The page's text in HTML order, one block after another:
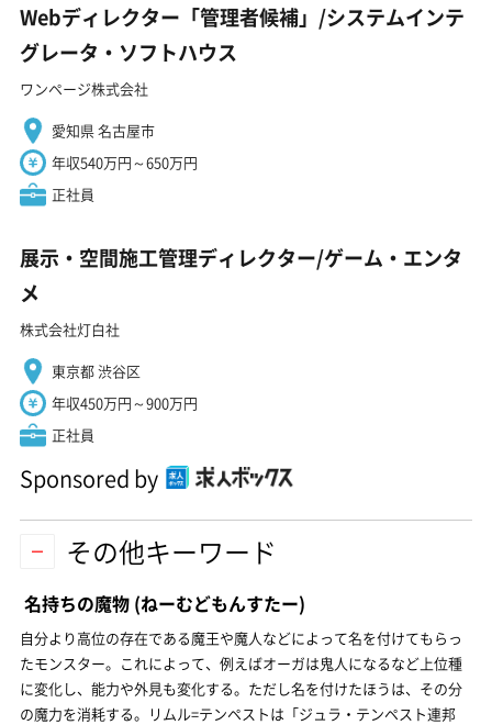
Webディレクター「管理者候補」/システムインテ
グレータ・ソフトハウス
ワンページ株式会社
愛知県 名古屋市
年収540万円～650万円
正社員
展示・空間施工管理ディレクター/ゲーム・エンタ
メ
株式会社灯白社
東京都 渋谷区
年収450万円～900万円
正社員
Sponsored by
その他キーワード
名持ちの魔物 (ねーむどもんすたー)
自分より高位の存在である魔王や魔人などによって名を付けてもらっ
たモンスター。これによって、例えばオーガは鬼人になるなど上位種
に変化し、能力や外見も変化する。ただし名を付けたほうは、その分
の魔力を消耗する。リムル=テンペストは「ジュラ・テンペスト連邦